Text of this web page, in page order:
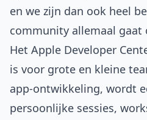
en we zijn dan ook heel
community allemaal gaat
Het Apple Developer
is voor grote en kleine
app-ontwikkeling, wordt
persoonlijke sessies,